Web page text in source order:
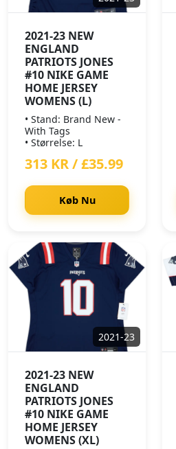
2021-23 NEW
ENGLAND
PATRIOTS JONES
#10 NIKE GAME
HOME JERSEY
WOMENS (L)
• Stand: Brand New -
With Tags
• Størrelse: L
313 KR / £35.99
Køb Nu
2021-23
2021-23 NEW
ENGLAND
PATRIOTS JONES
#10 NIKE GAME
HOME JERSEY
WOMENS (XL)